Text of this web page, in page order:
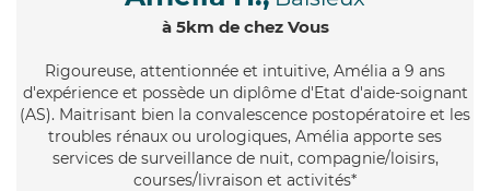
à 5km de chez Vous
Rigoureuse, attentionnée et intuitive, Amélia a 9 ans
d'expérience et possède un diplôme d'Etat d'aide-soignant
(AS). Maitrisant bien la convalescence postopératoire et les
troubles rénaux ou urologiques, Amélia apporte ses
services de surveillance de nuit, compagnie/loisirs,
courses/livraison et activités*